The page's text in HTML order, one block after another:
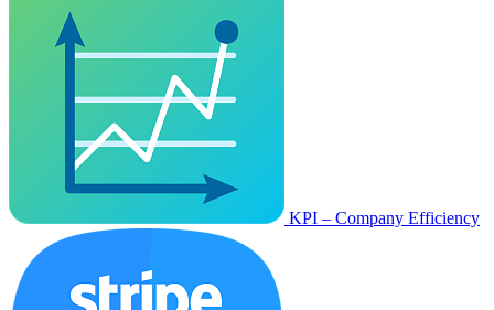
KPI – Company Efficiency